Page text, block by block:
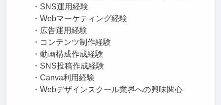
・SNS運用経験
・Webマーケティング経験
・広告運用経験
・コンテンツ制作経験
・動画構成作成経験
・SNS投稿作成経験
・Canva利用経験
・Webデザインスクール業界への興味関心